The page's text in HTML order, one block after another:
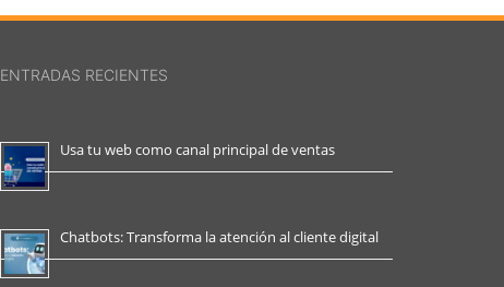
ENTRADAS RECIENTES
Usa tu web como canal principal de ventas
Chatbots: Transforma la atención al cliente digital